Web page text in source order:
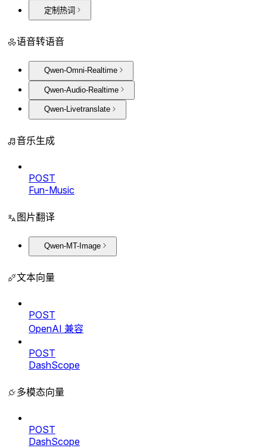
定制热词
语音转语音
Qwen-Omni-Realtime
Qwen-Audio-Realtime
Qwen-Livetranslate
音乐生成
POST
Fun-Music
图片翻译
Qwen-MT-Image
文本向量
POST
OpenAI 兼容
POST
DashScope
多模态向量
POST
DashScope